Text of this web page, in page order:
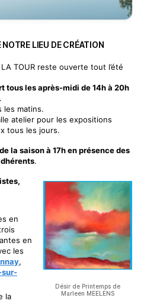
NOTRE LIEU DE CRÉATION
LA TOUR reste ouverte tout l’été
tous les après-midi de 14h à 20h
les matins.
atelier pour les expositions
tous les jours.
la saison à 17h en présence des
.
Désir de Printemps de
Marleen MEELENS
en
en
les
,
sur-
la